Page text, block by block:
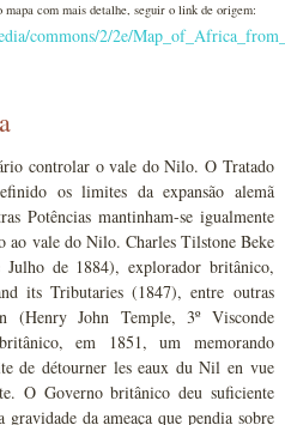
com mais detalhe, seguir o link de origem:
commons/2/2e/
controlar o vale do Nilo. O Tratado
os limites da expansão alemã
Potências mantinham-se igualmente
ao vale do Nilo. Charles Tilstone Beke
de 1884), explorador britânico,
its Tributaries (1847), entre outras
(Henry John Temple, 3º Visconde
em 1851, um memorando
de détourner les eaux du Nil en vue
O Governo britânico deu suficiente
da ameaça que pendia sobre